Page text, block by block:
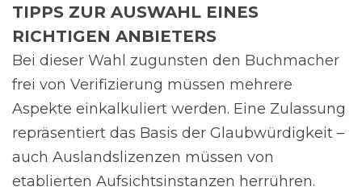
TIPPS ZUR AUSWAHL EINES
RICHTIGEN ANBIETERS
Bei dieser Wahl zugunsten den Buchmacher
frei von Verifizierung müssen mehrere
Aspekte einkalkuliert werden. Eine Zulassung
repräsentiert das Basis der Glaubwürdigkeit –
auch Auslandslizenzen müssen von
etablierten Aufsichtsinstanzen herrühren.